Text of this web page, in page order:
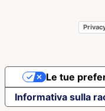
Informativa sulla
Le tue